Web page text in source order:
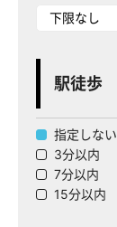
駅徒歩
指定しない
3分以内
7分以内
15分以内